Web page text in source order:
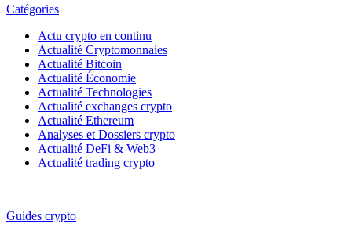
Catégories
Actu crypto en continu
Actualité Cryptomonnaies
Actualité Bitcoin
Actualité Économie
Actualité Technologies
Actualité exchanges crypto
Actualité Ethereum
Analyses et Dossiers crypto
Actualité DeFi & Web3
Actualité trading crypto
Guides crypto